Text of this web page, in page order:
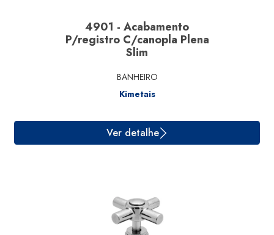
4901 - Acabamento
P/registro C/canopla Plena
Slim
BANHEIRO
Kimetais